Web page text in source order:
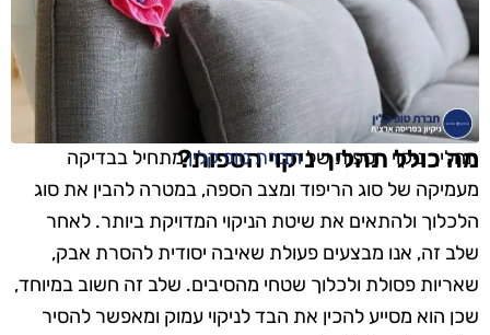
מה כולל תהליך ניקוי הספות?
תהליך ניקוי הספות שלחברת טופ קליןמתחיל בבדיקה
מעמיקה של סוג הריפוד ומצב הספה, במטרה להבין את סוג
הלכלוך ולהתאים את שיטת הניקוי המדויקת ביותר. לאחר
שלב זה, אנו מבצעים פעולת שאיבה יסודית להסרת אבק,
שאריות פסולת ולכלוך שטחי מהסיבים. שלב זה חשוב במיוחד,
שכן הוא מסייע להכין את הבד לניקוי עמוק ומאפשר להסיר